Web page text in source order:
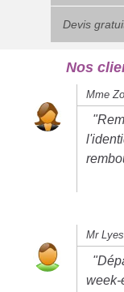
Devis
Nos
Mme
Mr
week-